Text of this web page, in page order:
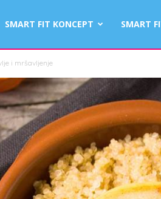
SMART FIT KONCEPT SMART
i mršavljenje